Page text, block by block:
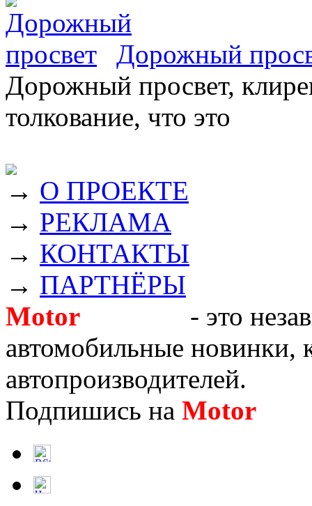
Дорожный
Дорожный просвет,
толкование, что это
→ О ПРОЕКТЕ
→ РЕКЛАМА
→ КОНТАКТЫ
→ ПАРТНЁРЫ
Motor
- это
автомобильные новинки,
автопроизводителей.
Подпишись на Motor